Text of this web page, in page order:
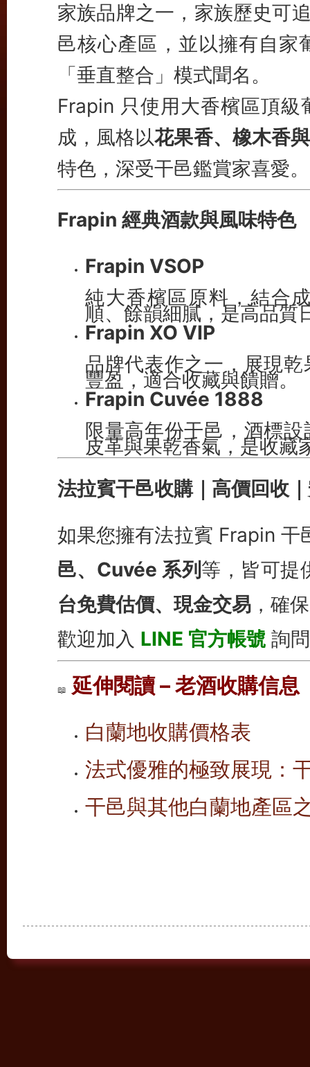
家族品牌之一，家族歷史可
邑核心產區，並以擁有自家
「垂直整合」模式聞名。
Frapin 只使用大香檳區頂
成，風格以花果香、橡木香
特色，深受干邑鑑賞家喜愛。
Frapin 經典酒款與風味特色
Frapin VSOP
純大香檳區原料，結合
順、餘韻細膩，是高品質
Frapin XO VIP
品牌代表作之一，展現
豐盈，適合收藏與饋贈。
Frapin Cuvée 1888
限量高年份干邑，酒標
皮革與果乾香氣，是收藏
法拉賓干邑收購｜高價回收
如果您擁有法拉賓 Frapin
邑、Cuvée 系列 等，皆可提
台免費估價、現金交易 ，確
歡迎加入 LINE 官方帳號 詢
📖 延伸閱讀 – 老酒收購信息
白蘭地收購價格表
法式優雅的極致展現：
干邑與其他白蘭地產區